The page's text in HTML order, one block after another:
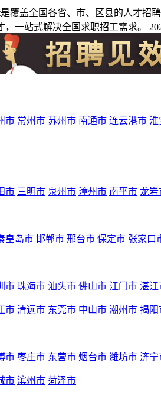
覆盖全国各省、市、区县的人才
，一站式解决全国求职招工需求。
市 常州市 苏州市 南通市 连云港市 淮
市 三明市 泉州市 漳州市 南平市 龙岩
皇岛市 邯郸市 邢台市 保定市 张家口
市 珠海市 汕头市 佛山市 江门市 湛江
市 清远市 东莞市 中山市 潮州市 揭阳
市 枣庄市 东营市 烟台市 潍坊市 济宁
市 滨州市 菏泽市